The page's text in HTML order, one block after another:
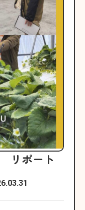
リポート